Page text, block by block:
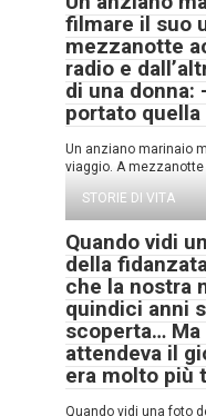
filmare il suo
mezzanotte
radio e
di una
portato quella
Un anziano marinaio
viaggio. A
STORIE DI VITA
Quando vidi
della
che la nostra
quindici anni
scoperta…
attendeva il
era molto più
Quando vidi una foto